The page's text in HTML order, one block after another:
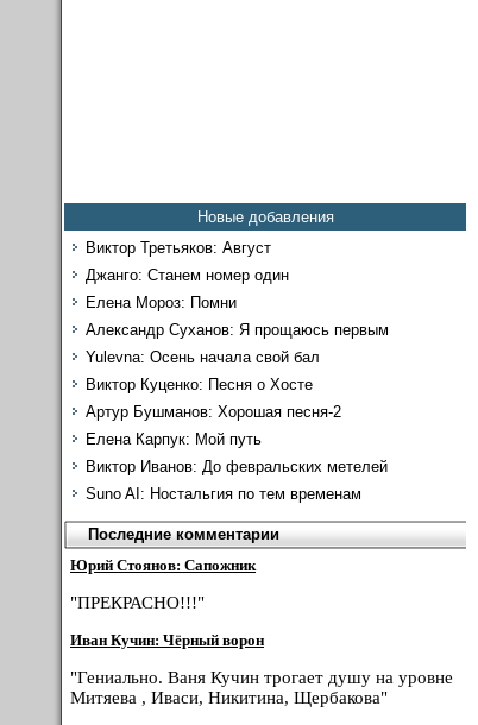
Новые добавления
Виктор Третьяков: Август
Джанго: Станем номер один
Елена Мороз: Помни
Александр Суханов: Я прощаюсь первым
Yulevna: Осень начала свой бал
Виктор Куценко: Песня о Хосте
Артур Бушманов: Хорошая песня-2
Елена Карпук: Мой путь
Виктор Иванов: До февральских метелей
Suno AI: Ностальгия по тем временам
Последние комментарии
Юрий Стоянов: Сапожник
"ПРЕКРАСНО!!!"
Иван Кучин: Чёрный ворон
"Гениально. Ваня Кучин трогает душу на уровне
Митяева , Иваси, Никитина, Щербакова"